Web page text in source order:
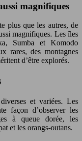
magnifiques
plus que les autres, de
magnifiques. Les îles
Sumba et Komodo
rares, des montagnes
d’être explorés.
et variées. Les
façon d’observer les
à queue dorée, les
et les orangs-outans.